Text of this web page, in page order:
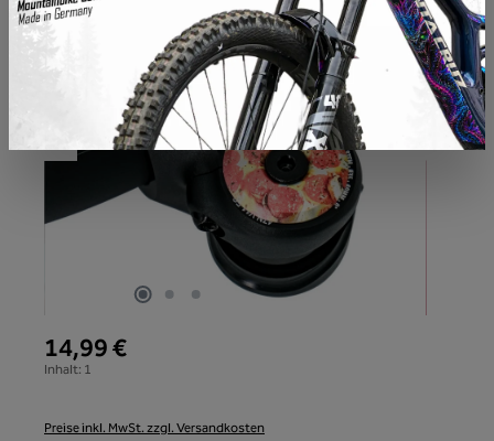
14,99 €
Inhalt: 1
Preise inkl. MwSt. zzgl. Versandkosten